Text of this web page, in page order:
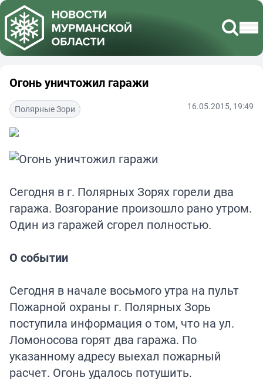
Огонь уничтожил гаражи
Полярные Зори 16.05.2015, 19:49
Сегодня в г. Полярных Зорях горели два
гаража. Возгорание произошло рано утром.
Один из гаражей сгорел полностью.
О событии
Сегодня в начале восьмого утра на пульт
Пожарной охраны г. Полярных Зорь
поступила информация о том, что на ул.
Ломоносова горят два гаража. По
указанному адресу выехал пожарный
расчет. Огонь удалось потушить.